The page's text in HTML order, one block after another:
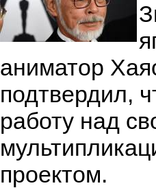
аниматор
подтвердил,
работу над
проектом.